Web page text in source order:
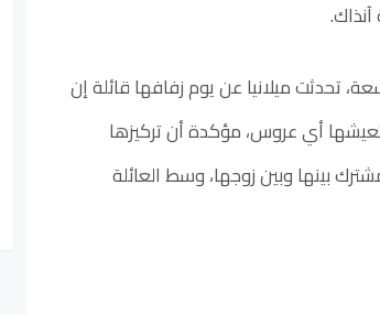
تحدثت ميلانيا عن يوم زفافها قائلة إن
أي عروس، مؤكدة أن تركيزها
بينها وبين زوجها، وسط العائلة